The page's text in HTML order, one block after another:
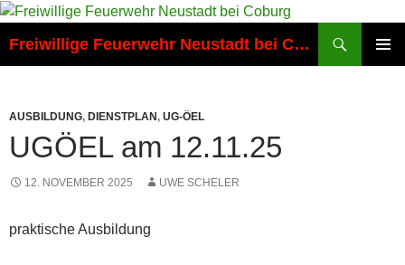
Zum
springen
Freiwillige Feuerwehr Neustadt bei Coburg
AUSBILDUNG, DIENSTPLAN, UG-ÖEL
UGÖEL am 12.11.25
12. NOVEMBER 2025 UWE SCHELER
praktische Ausbildung